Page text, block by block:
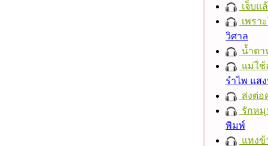
เจ็บแ
เพรา
วิศาล
น้ำต
แม่ใช้
รำไพ แส
ส่งต่อ
รักห
พิมพ์
แทงข้